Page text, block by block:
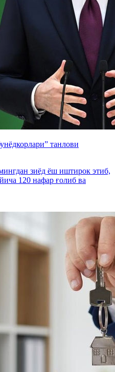
танлови
зиёд ёш иштирок этиб,
120 нафар ғолиб ва